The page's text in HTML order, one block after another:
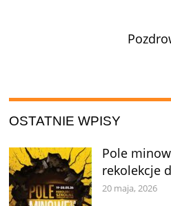
OSTATNIE WPISY
Pole
rekolekcje
20 maja, 2026